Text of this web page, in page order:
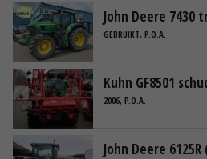
John Deere 7430
GEBRUIKT, P.O.A.
Kuhn GF8501
2006, P.O.A.
John Deere 6125R